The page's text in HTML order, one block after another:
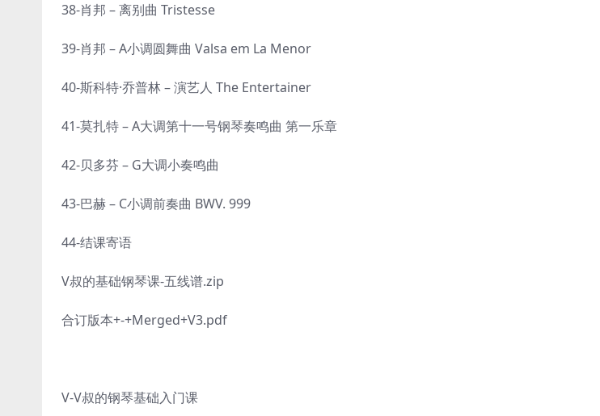
38-肖邦 – 离别曲 Tristesse
39-肖邦 – A小调圆舞曲 Valsa em La Menor
40-斯科特·乔普林 – 演艺人 The Entertainer
41-莫扎特 – A大调第十一号钢琴奏鸣曲 第一乐章
42-贝多芬 – G大调小奏鸣曲
43-巴赫 – C小调前奏曲 BWV. 999
44-结课寄语
V叔的基础钢琴课-五线谱.zip
合订版本+-+Merged+V3.pdf
V-V叔的钢琴基础入门课